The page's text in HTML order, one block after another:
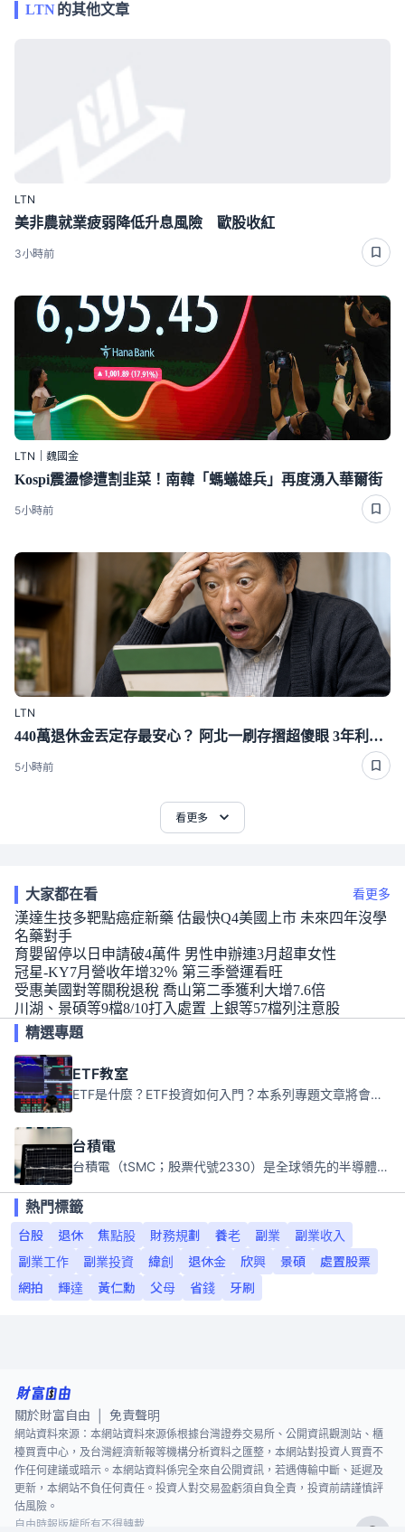
LTN的其他文章
LTN
美非農就業疲弱降低升息風險 歐股收紅
3小時前
LTN｜魏國金
Kospi震盪慘遭割韭菜！南韓「螞蟻雄兵」再度湧入華爾街
5小時前
LTN
440萬退休金丟定存最安心？ 阿北一刷存摺超傻眼 3年利息僅1千多
5小時前
看更多
大家都在看 看更多
漢達生技多靶點癌症新藥 估最快Q4美國上市 未來四年沒學
名藥對手
育嬰留停以日申請破4萬件 男性申辦連3月超車女性
冠星-KY7月營收年增32％ 第三季營運看旺
受惠美國對等關稅退稅 喬山第二季獲利大增7.6倍
川湖、景碩等9檔8/10打入處置 上銀等57檔列注意股
精選專題
ETF教室
ETF是什麼？ETF投資如何入門？本系列專題文章將會告訴你新手必須知道的ETF基礎知識。
台積電
台積電（tSMC；股票代號2330）是全球領先的半導體代工公司，成立於1987年，總部位於台灣新竹。且已於美國、日本、德國及中國設廠，台積電是全球首家專業積體電路製造服務公司，也是全球最先進和最大規模的半導體代工廠。
熱門標籤
台股
退休 焦點股 財務規劃 養老 副業
副業收入
副業工作
副業投資 緯創 退休金 欣興 景碩
處置股票
網拍
輝達 黃仁勳 父母 省錢 牙刷
關於財富自由 免責聲明
網站資料來源：本網站資料來源係根據台灣證券交易所、公開資訊觀測站、櫃
檯買賣中心，及台灣經濟新報等機構分析資料之匯整，本網站對投資人買賣不
作任何建議或暗示。本網站資料係完全來自公開資訊，若遇傳輸中斷、延遲及
更新，本網站不負任何責任。投資人對交易盈虧須自負全責，投資前請謹慎評
估風險。
自由時報版權所有不得轉載